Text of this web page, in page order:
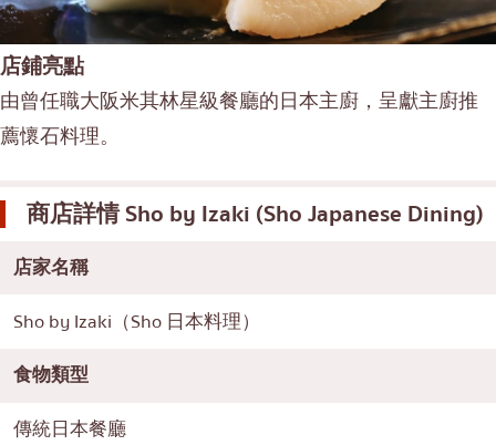
店鋪亮點
由曾任職大阪米其林星級餐廳的日本主廚，呈獻主廚推
薦懷石料理。
商店詳情Sho by Izaki (Sho Japanese Dining)
店家名稱
Sho by Izaki（Sho 日本料理）
食物類型
傳統日本餐廳